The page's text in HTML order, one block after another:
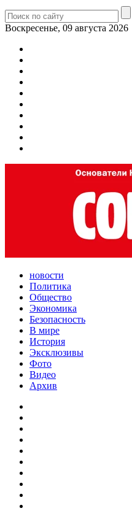
Воскресенье, 09 августа 2026
новости
Политика
Общество
Экономика
Безопасность
В мире
История
Эксклюзивы
Фото
Видео
Архив